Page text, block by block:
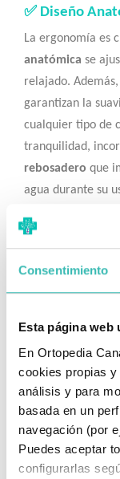
Consentimiento
Esta página web
En Ortopedia
cookies propias
análisis y para
basada en un
navegación (por
Puedes aceptar
configurarlas
✅ Diseño
La ergonomía es
anatómica se
relajado.
garantizan la
cualquier tipo de
tranquilidad,
rebosadero que
agua durante su
✅ Sistema de
A diferencia de
levantados con
cadena con
directamente
Esto reduce el
enormemente la
o cuidadores.
✅ Resistencia
Fabricado en